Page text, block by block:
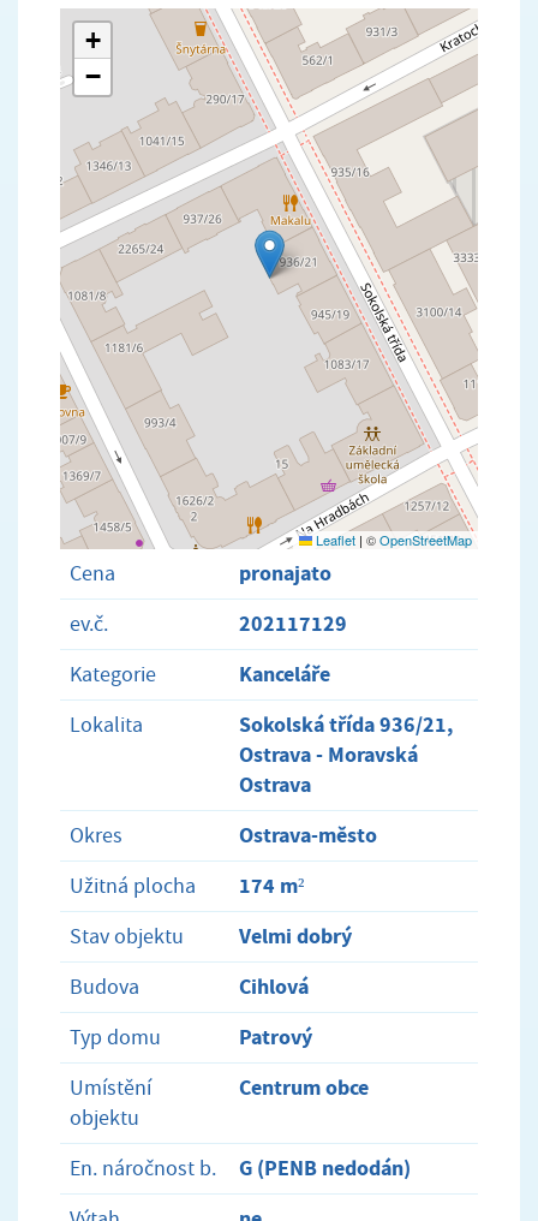
+
−
Leaflet | ©OpenStreetMap
Cena pronajato
ev.č. 202117129
Kategorie Kanceláře
Lokalita
Sokolská třída 936/21,
Ostrava - Moravská
Ostrava
Okres Ostrava-město
Užitná plocha 174 m²
Stav objektu Velmi dobrý
Budova Cihlová
Typ domu Patrový
Umístění
objektu
Centrum obce
En. náročnost b. G (PENB nedodán)